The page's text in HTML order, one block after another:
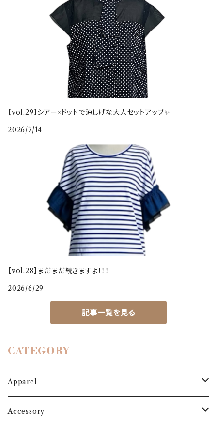
【vol.29】シアー×ドットで涼しげな大人セットアップ✨
2026/7/14
【vol.28】まだまだ続きますよ！！！
2026/6/29
記事一覧を見る
CATEGORY
Apparel
Outer
Accessory